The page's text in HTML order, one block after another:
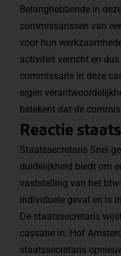
Belanghebbende in
commissarissen van
voor hun
activiteit verricht en
commissaris in deze
eigen
betekent dat de
Reactie
Staatssecretaris Snel
duidelijkheid biedt om
vaststelling van het
individuele geval en is
De staatssecretaris
cassatie in: Hof
staatssecretaris